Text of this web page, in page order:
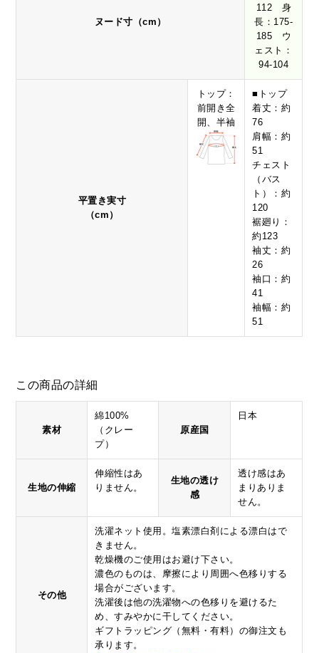
ヌード寸（cm）
112 身
長：175-
185 ウ
ェスト：
94-104
平置き実寸
（cm）
トップ：
前開き全
開、半袖
■トップ
着丈：約
76
肩幅：約
51
チェスト
（バス
ト）：約
120
裾廻り：
約123
袖丈：約
26
袖口：約
41
袖幅：約
51
この商品の詳細
素材
綿100%
（クレー
プ）
原産国
日本
生地の伸縮
伸縮性はあ
りません。
生地の透け
感
透け感はあ
まりありま
せん。
その他
洗濯ネット使用。塩素漂白剤による漂白はで
きません。
乾燥機のご使用はお避け下さい。
濃色のものは、摩擦により周囲へ色移りする
場合がございます。
洗濯後は他の洗濯物への色移りを避けるた
め、すみやかに干してください。
ギフトラッピング（無料・有料）の御注文も
承ります。